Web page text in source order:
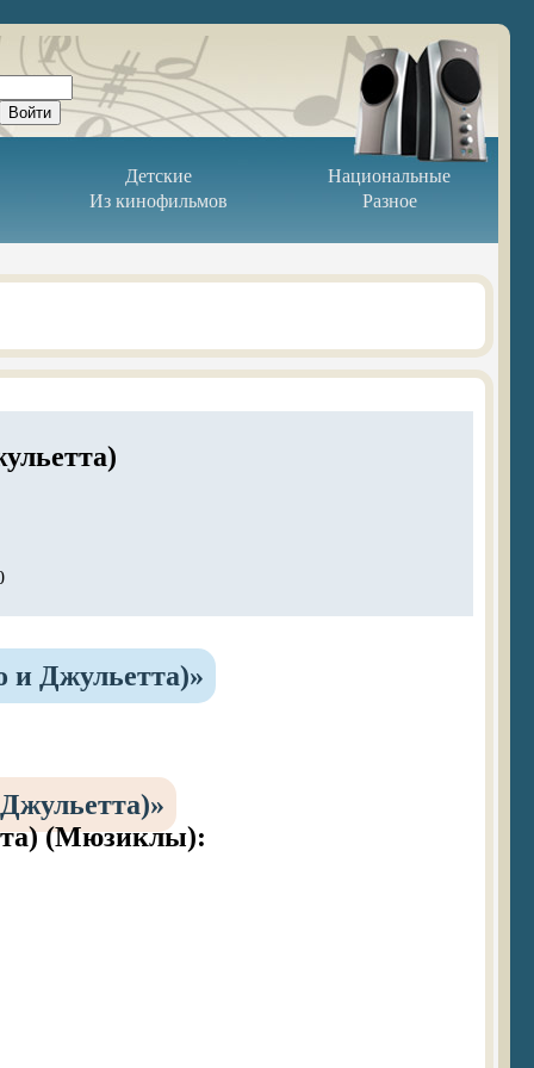
Детские
Национальные
Из кинофильмов Разное
и Джульетта)»
(Мюзиклы):